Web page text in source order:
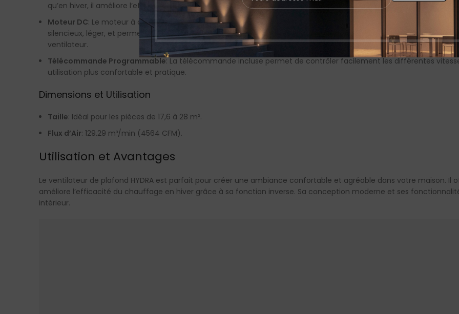
qu’en hiver, il améliore l’efficacité du système de chauffage en faisant circuler l’air chaud accumulé au plafond.
Moteur DC: Le moteur à courant continu (DC) offre une consommation d’énergie jusqu’à 70 % inférieure à
silencieux, léger, et permet un démarrage, une accélération, une décélération et un arrêt rapides. Il dissipe mieux
ventilateur.
Télécommande Programmable: La télécommande incluse permet de contrôler facilement les différentes
utilisation plus confortable et pratique.
Dimensions et Utilisation
Taille: Idéal pour les pièces de 17,6 à 28 m².
Flux d’Air: 129.29 m³/min (4564 CFM).
Utilisation et Avantages
Le ventilateur de plafond HYDRA est parfait pour créer une ambiance confortable et agréable dans votre maison.
améliore l’efficacité du chauffage en hiver grâce à sa fonction inverse. Sa conception moderne et ses
intérieur.